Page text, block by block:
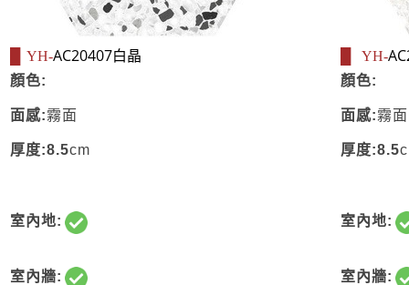
█ YH-AC20407白晶
顏色:
面感:霧面
厚度:8.5cm
室內地:
室內牆:
YH-
顏色:
面感:霧面
厚度:8.5
室內地:
室內牆: